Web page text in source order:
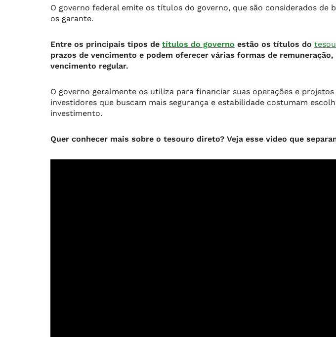
O governo federal emite os títulos do governo, que são considerados de
os garante.
Entre os principais tipos de títulos do governo estão os títulos do
prazos de vencimento e podem oferecer várias formas de
vencimento regular.
O governo geralmente os utiliza para financiar suas operações e
investidores que buscam mais segurança e estabilidade costumam
investimento.
Quer conhecer mais sobre o tesouro direto? Veja esse vídeo que